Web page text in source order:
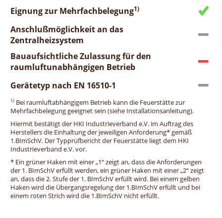
Eignung zur Mehrfachbelegung1)
Anschlußmöglichkeit an das
Zentralheizsystem
Bauaufsichtliche Zulassung für den
raumluftunabhängigen Betrieb
Gerätetyp nach EN 16510-1
1) Bei raumluftabhängigem Betrieb kann die Feuerstätte zur
Mehrfachbelegung geeignet sein (siehe Installationsanleitung).
Hiermit bestätigt der HKI Industrieverband e.V. im Auftrag des
Herstellers die Einhaltung der jeweiligen Anforderung* gemäß
1.BImSchV. Der Typprüfbericht der Feuerstätte liegt dem HKI
Industrieverband e.V. vor.
* Ein grüner Haken mit einer „1“ zeigt an, dass die Anforderungen
der 1. BImSchV erfüllt werden, ein grüner Haken mit einer „2“ zeigt
an, dass die 2. Stufe der 1. BImSchV erfüllt wird. Bei einem gelben
Haken wird die Übergangsregelung der 1.BImSchV erfüllt und bei
einem roten Strich wird die 1.BImSchV nicht erfüllt.